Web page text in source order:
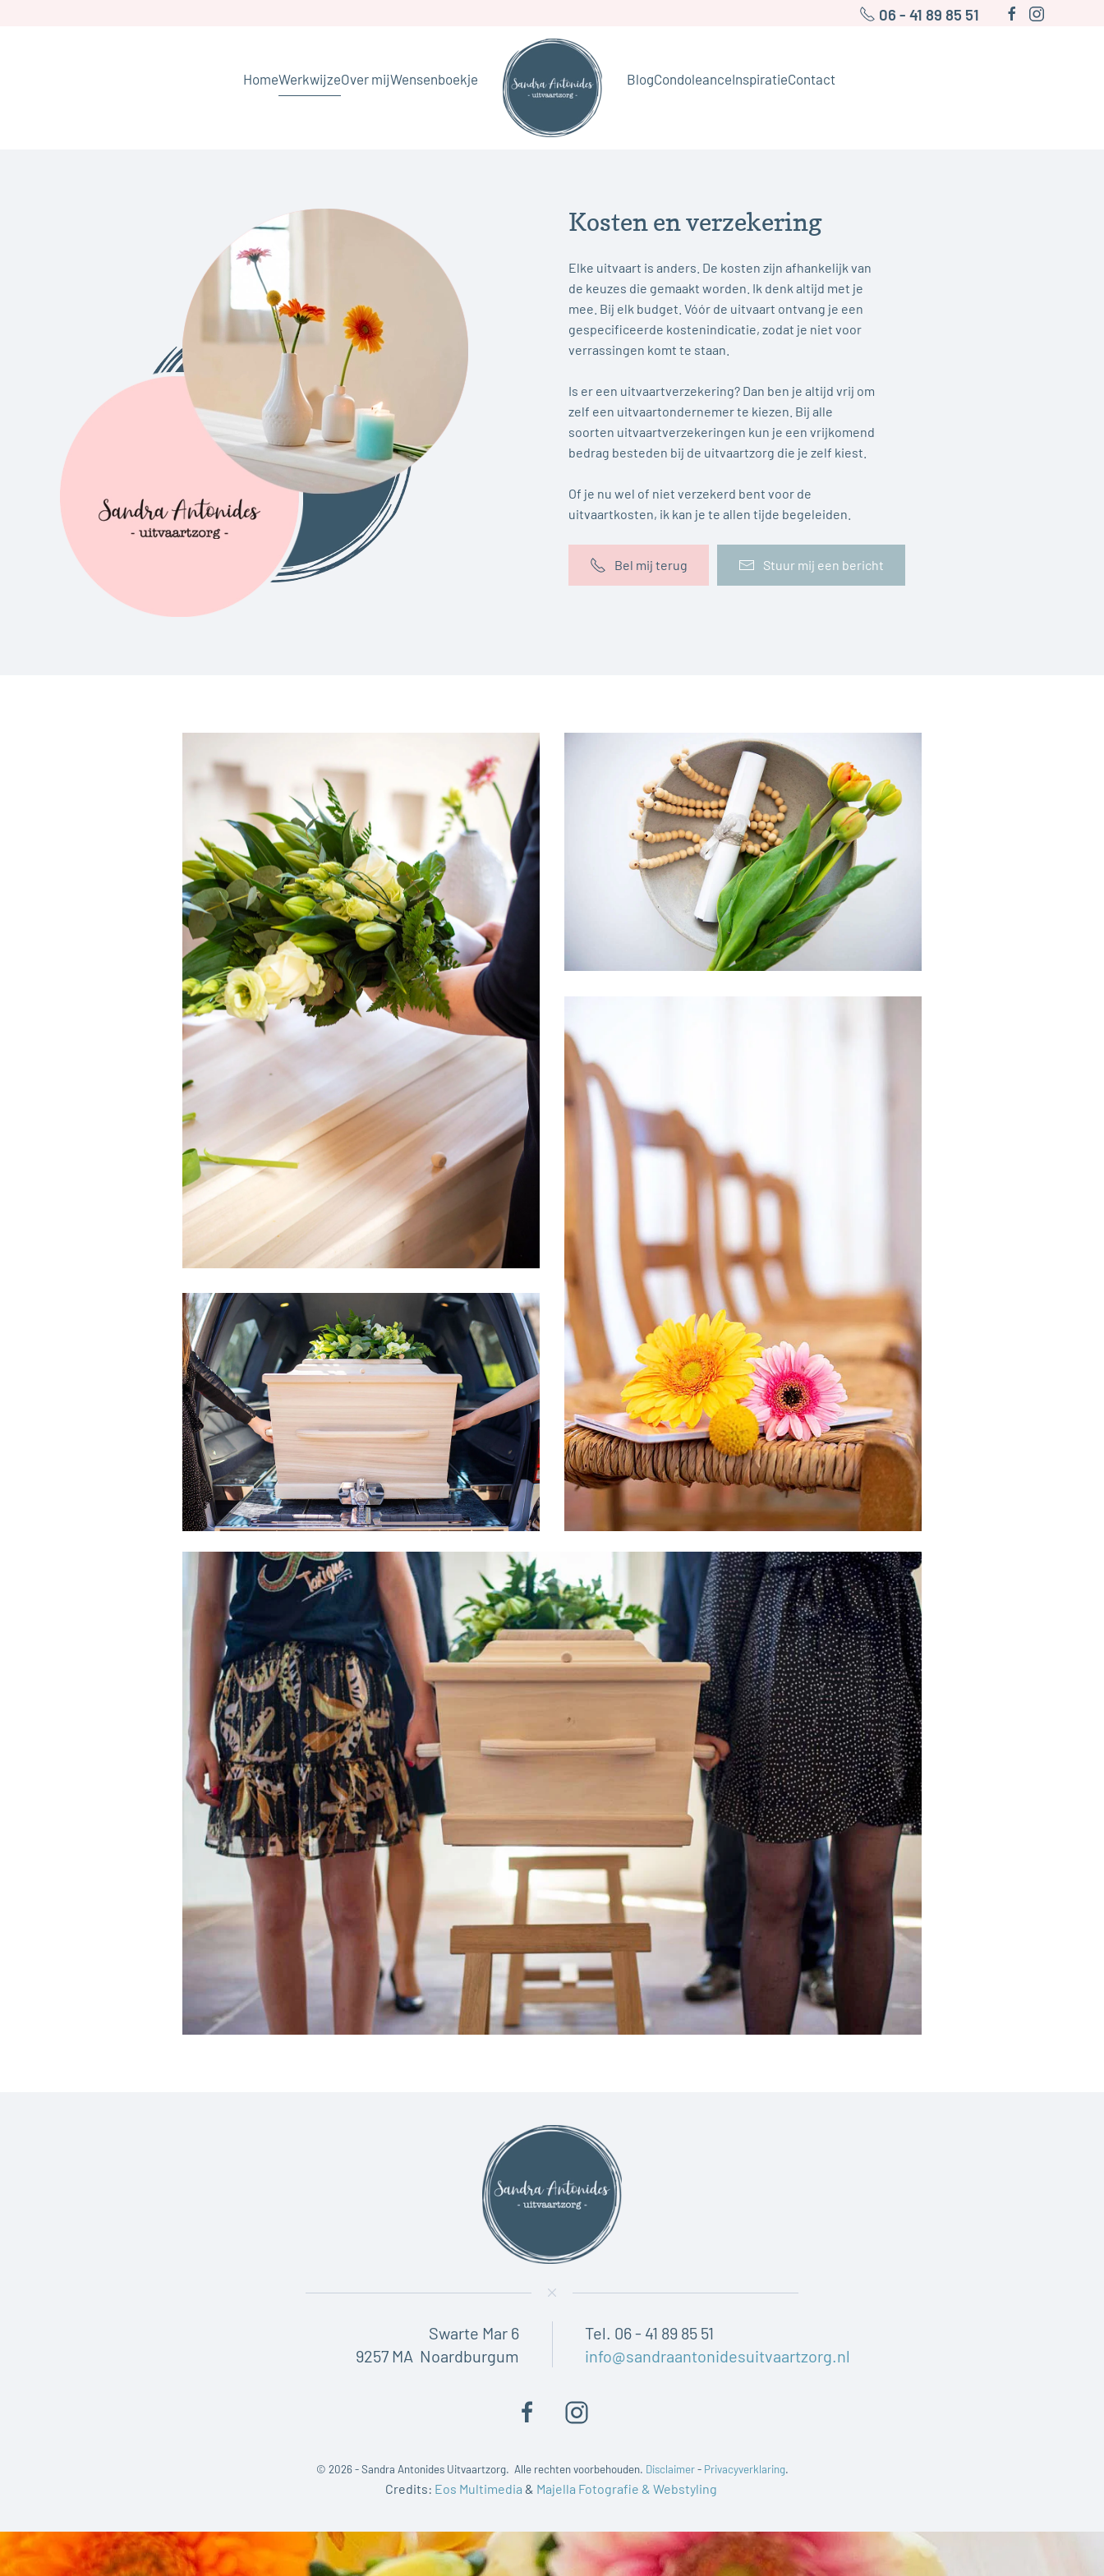
06 - 41 89 85 51
HomeWerkwijzeOver mijWensenboekje BlogCondoleanceInspiratieContact
Kosten en verzekering
Elke uitvaart is anders. De kosten zijn afhankelijk van
de keuzes die gemaakt worden. Ik denk altijd met je
mee. Bij elk budget. Vóór de uitvaart ontvang je een
gespecificeerde kostenindicatie, zodat je niet voor
verrassingen komt te staan.
Is er een uitvaartverzekering? Dan ben je altijd vrij om
zelf een uitvaartondernemer te kiezen. Bij alle
soorten uitvaartverzekeringen kun je een vrijkomend
bedrag besteden bij de uitvaartzorg die je zelf kiest.
Of je nu wel of niet verzekerd bent voor de
uitvaartkosten, ik kan je te allen tijde begeleiden.
Bel mij terug Stuur mij een bericht
Swarte Mar 6
9257 MA Noardburgum
Tel. 06 - 41 89 85 51
info@sandraantonidesuitvaartzorg.nl
© 2026 - Sandra Antonides Uitvaartzorg. Alle rechten voorbehouden. Disclaimer- Privacyverklaring.
Credits: Eos Multimedia & Majella Fotografie & Webstyling